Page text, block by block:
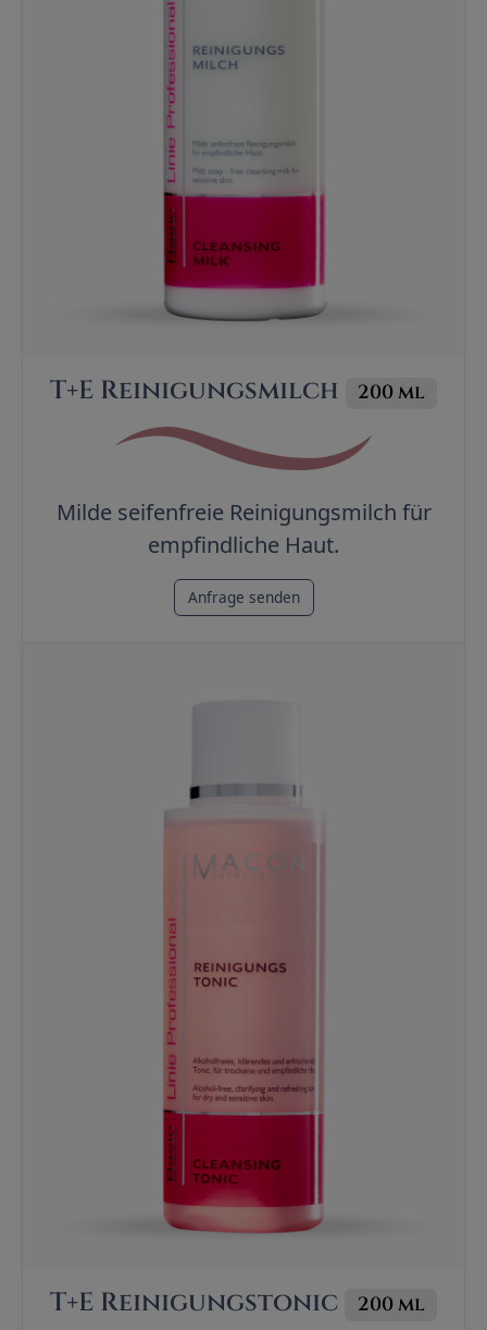
T+E Reinigungsmilch 200 ml
Milde seifenfreie Reinigungsmilch für
empfindliche Haut.
Anfrage senden
T+E Reinigungstonic 200 ml